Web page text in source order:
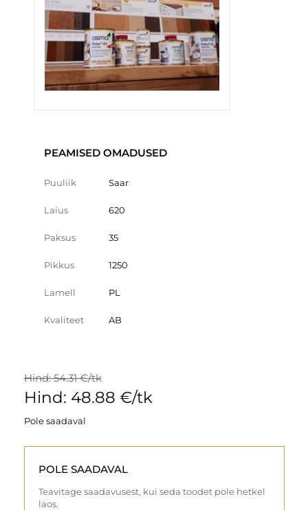
PEAMISED OMADUSED
Puuliik Saar
Laius 620
Paksus 35
Pikkus 1250
Lamell PL
Kvaliteet AB
Hind: 54.31 €/tk
Hind: 48.88 €/tk
Pole saadaval
POLE SAADAVAL
Teavitage saadavusest, kui seda toodet pole hetkel
laos.